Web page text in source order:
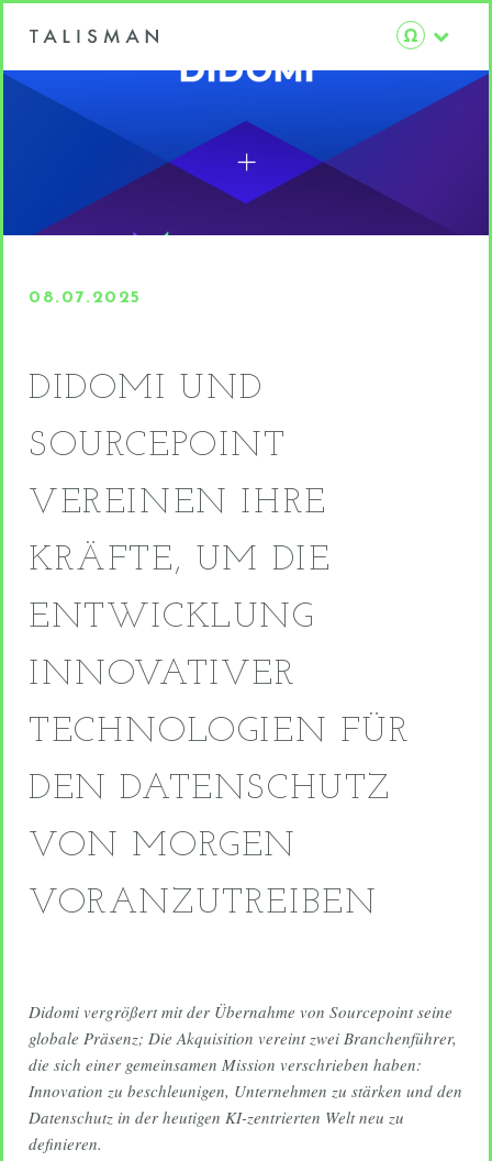
08.07.2025
DIDOMI UND
SOURCEPOINT
VEREINEN IHRE
KRÄFTE, UM DIE
ENTWICKLUNG
INNOVATIVER
TECHNOLOGIEN FÜR
DEN DATENSCHUTZ
VON MORGEN
VORANZUTREIBEN
Didomi vergrößert mit der Übernahme von Sourcepoint seine
globale Präsenz; Die Akquisition vereint zwei Branchenführer,
die sich einer gemeinsamen Mission verschrieben haben:
Innovation zu beschleunigen, Unternehmen zu stärken und den
Datenschutz in der heutigen KI-zentrierten Welt neu zu
definieren.